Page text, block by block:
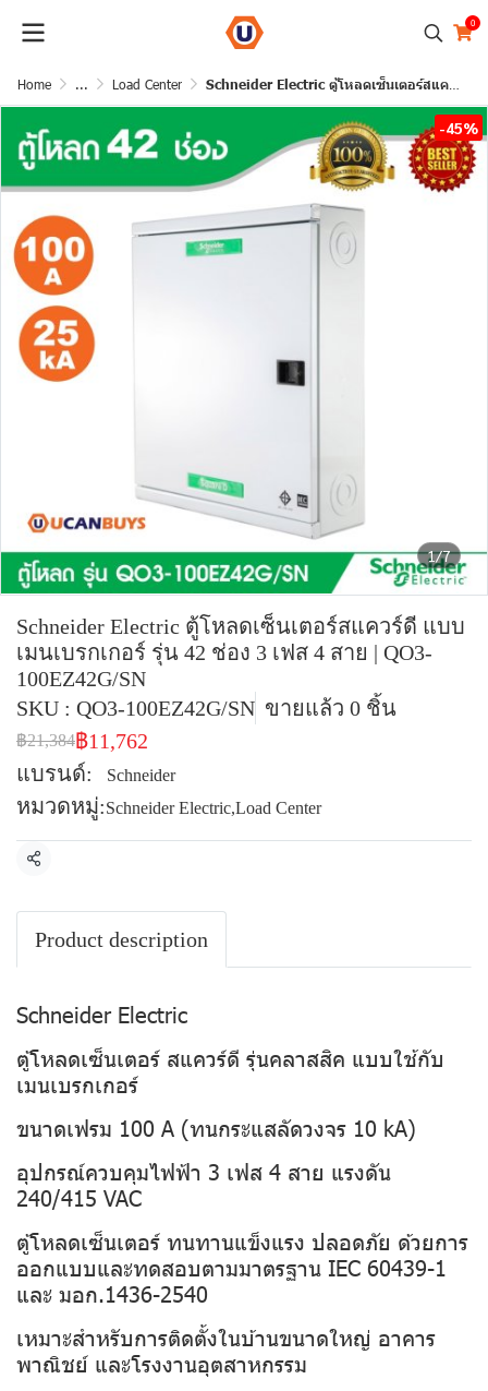
0
Home ... Load Center Schneider Electric ตู้โหลดเซ็นเตอร์สแควร์ดี แบบเมนเบรกเกอร์ รุ่น 42 ช่อง 3 เฟส 4 สาย | QO3-100EZ42G/SN
1/7
-45%
Schneider Electric ตู้โหลดเซ็นเตอร์สแควร์ดี แบบ
เมนเบรกเกอร์ รุ่น 42 ช่อง 3 เฟส 4 สาย | QO3-
100EZ42G/SN
SKU : QO3-100EZ42G/SN ขายแล้ว 0 ชิ้น
฿21,384฿11,762
แบรนด์:
Schneider
หมวดหมู่:Schneider Electric,Load Center
แชร์
Product description
Schneider Electric
ตู้โหลดเซ็นเตอร์ สแควร์ดี รุ่นคลาสสิค แบบใช้กับ
เมนเบรกเกอร์
ขนาดเฟรม 100 A (ทนกระแสลัดวงจร 10 kA)
อุปกรณ์ควบคุมไฟฟ้า 3 เฟส 4 สาย แรงดัน
240/415 VAC
ตู้โหลดเซ็นเตอร์ ทนทานแข็งแรง ปลอดภัย ด้วยการ
ออกแบบและทดสอบตามมาตรฐาน IEC 60439-1
และ มอก.1436-2540
เหมาะสำหรับการติดตั้งในบ้านขนาดใหญ่ อาคาร
พาณิชย์ และโรงงานอุตสาหกรรม